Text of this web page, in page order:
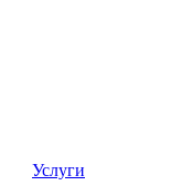
Услуги